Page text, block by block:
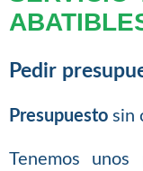
Pedir
Presupuestosin
Tenemos